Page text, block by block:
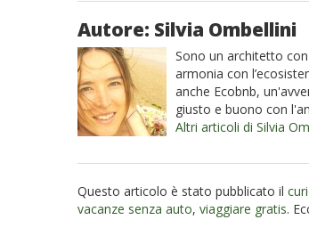
Autore: Silvia Ombellini
Sono un architetto
armonia con
anche Ecobnb,
giusto e buono con
Altri articoli di Silvia
Questo articolo è stato pubblicato il
vacanze senza auto, viaggiare gratis.